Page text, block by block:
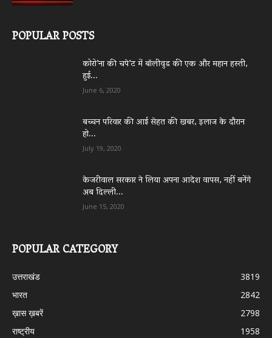
POPULAR POSTS
कोरो’ना की चपे’ट में बॉलीवुड की एक और महान हस्ती,
हुई...
June 6, 2020
बच्चन परिवार की आई सेहत की खबर, इलाज के दौरान
हो...
July 19, 2020
केजरीवाल सरकार ने लिया अपना आदेश वापस, नहीं बनेंगे
अब दिल्ली...
June 15, 2020
POPULAR CATEGORY
उत्तराखंड
3819
भारत
2842
ख़ास ख़बरें
2798
राष्ट्रीय
1958